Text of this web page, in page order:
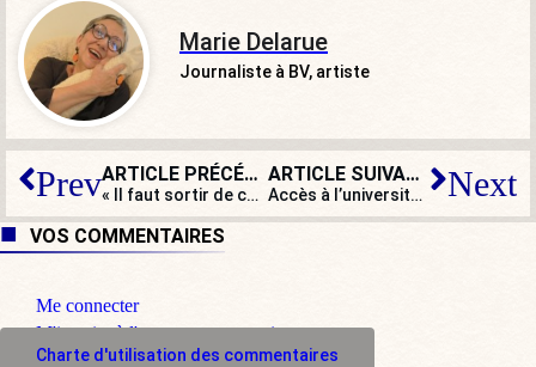
Marie Delarue
Journaliste à BV, artiste
Prev ARTICLE PRÉCÉDENT
« Il faut sortir de cette espèce d’entre-nous, la France est en danger ! »
ARTICLE SUIVANT
Accès à l’université : une « sélection déguisée » ou un système bancal ? Next
VOS COMMENTAIRES
Me connecter
M'inscrire à l'espace commentaire
Charte d'utilisation des commentaires